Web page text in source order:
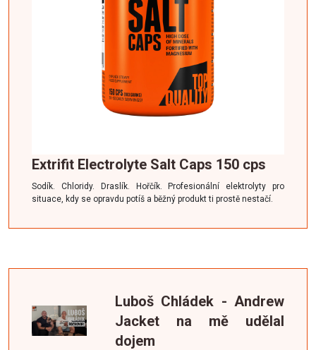
Extrifit Electrolyte Salt Caps 150 cps
Sodík. Chloridy. Draslík. Hořčík. Profesionální elektrolyty pro
situace, kdy se opravdu potíš a běžný produkt ti prostě nestačí.
Luboš Chládek - Andrew
Jacket na mě udělal
dojem